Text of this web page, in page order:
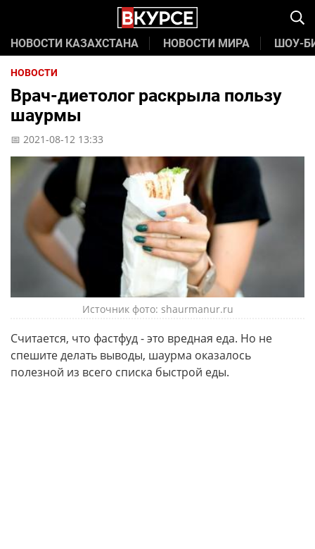
НОВОСТИ КАЗАХСТАНА НОВОСТИ МИРА ШОУ-
НОВОСТИ
Врач-диетолог раскрыла пользу
шаурмы
📅 2021-08-12 13:33
Источник фото: shaurmanur.ru
Считается, что фастфуд - это вредная еда. Но не
спешите делать выводы, шаурма оказалось
полезной из всего списка быстрой еды.